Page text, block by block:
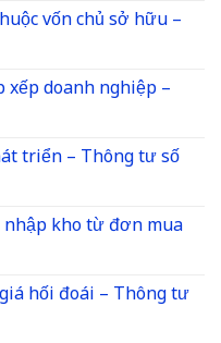
vốn chủ sở hữu –
doanh nghiệp –
triển – Thông tư số
kho từ đơn mua
hối đoái – Thông tư